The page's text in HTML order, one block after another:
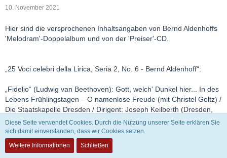
10. November 2021
Hier sind die versprochenen Inhaltsangaben von Bernd Aldenhoffs
'Melodram'-Doppelalbum und von der 'Preiser'-CD.
„25 Voci celebri della Lirica, Seria 2, No. 6 - Bernd Aldenhoff“:
„Fidelio“ (Ludwig van Beethoven): Gott, welch' Dunkel hier... In des
Lebens Frühlingstagen – O namenlose Freude (mit Christel Goltz) /
Die Staatskapelle Dresden / Dirigent: Joseph Keilberth (Dresden,
Großes Haus der Staatstheater, 22. 9. 1948*, Live)
„Otello“ (Giuseppe Verdi): Gott, warum hast du gehäuft dieses
Elend – Jeder Knabe kann mein Schwert mir entreissen / Das
Diese Seite verwendet Cookies. Durch die Nutzung unserer Seite erklären Sie
sich damit einverstanden, dass wir Cookies setzen.
Weitere Informationen
Schließen